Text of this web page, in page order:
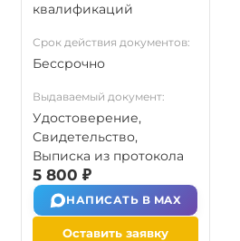
квалификаций
Срок действия документов:
Бессрочно
Выдаваемый документ:
Удостоверение,
Свидетельство,
Выписка из протокола
5 800 ₽
НАПИСАТЬ В MAX
Оставить заявку